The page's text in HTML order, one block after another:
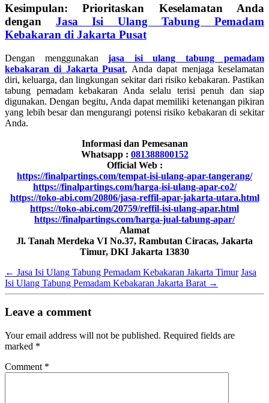
Kesimpulan: Prioritaskan Keselamatan Anda
dengan Jasa Isi Ulang Tabung Pemadam
Kebakaran di Jakarta Pusat
Dengan menggunakan jasa isi ulang tabung pemadam
kebakaran di Jakarta Pusat, Anda dapat menjaga keselamatan
diri, keluarga, dan lingkungan sekitar dari risiko kebakaran. Pastikan
tabung pemadam kebakaran Anda selalu terisi penuh dan siap
digunakan. Dengan begitu, Anda dapat memiliki ketenangan pikiran
yang lebih besar dan mengurangi potensi risiko kebakaran di sekitar
Anda.
Informasi dan Pemesanan
Whatsapp : 081388800152
Official Web :
https://finalpartings.com/tempat-isi-ulang-apar-tangerang/
https://finalpartings.com/harga-isi-ulang-apar-co2/
https://toko-abi.com/20806/jasa-reffil-apar-jakarta-utara.html
https://toko-abi.com/20759/reffil-isi-ulang-apar.html
https://finalpartings.com/harga-jual-tabung-apar/
Alamat
Jl. Tanah Merdeka VI No.37, Rambutan Ciracas, Jakarta
Timur, DKI Jakarta 13830
← Jasa Isi Ulang Tabung Pemadam Kebakaran Jakarta Timur Jasa
Isi Ulang Tabung Pemadam Kebakaran Jakarta Barat →
Leave a comment
Your email address will not be published. Required fields are
marked *
Comment *